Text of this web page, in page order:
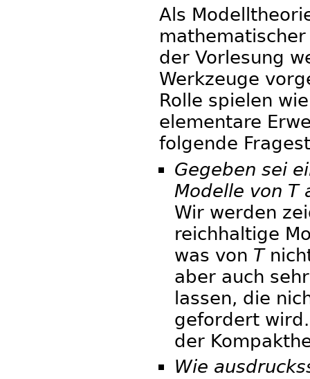
Als
der Vorlesung
Werkzeuge
Rolle spielen
elementare
folgende
Gegeben sei
Modelle von T
Wir werden
reichhaltige
was von T
aber auch
lassen, die
gefordert
der
Wie